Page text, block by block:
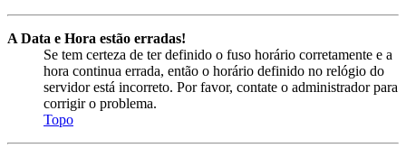
A Data e Hora estão erradas!
Se tem certeza de ter definido o fuso horário corretamente e a
hora continua errada, então o horário definido no relógio do
servidor está incorreto. Por favor, contate o administrador para
corrigir o problema.
Topo